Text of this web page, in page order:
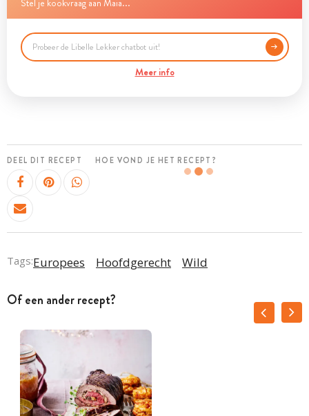
Stel je kookvraag aan Maia...
Meer info
DEEL DIT RECEPT HOE VOND JE HET RECEPT?
Tags:Europees Hoofdgerecht Wild
Of een ander recept?